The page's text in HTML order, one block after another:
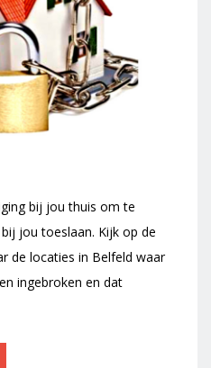
bij jou thuis om te
jou toeslaan. Kijk op de
de locaties in Belfeld waar
ingebroken en dat